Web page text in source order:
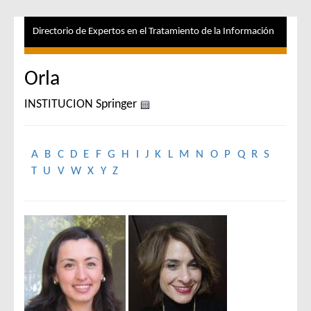
Directorio de Expertos en el Tratamiento de la Información
Orla
INSTITUCION Springer
A B C D E F G H J K L M N O P Q R S
T U V W X Y Z